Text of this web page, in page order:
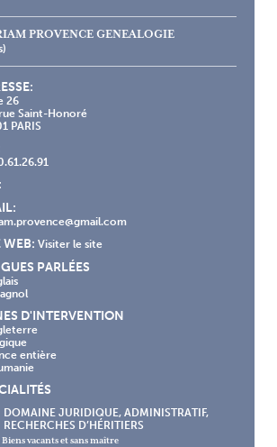
PROVENCE GENEALOGIE
26
Saint-Honoré
PARIS
WEB:Visiter le site
PARLÉES
D'INTERVENTION
entière
DOMAINE JURIDIQUE, ADMINISTRATIF,
RECHERCHES D’HÉRITIERS
Biens vacants et sans maître